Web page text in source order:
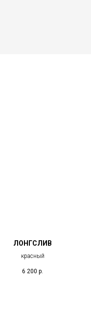
ЛОНГСЛИВ
красный
6 200 р.